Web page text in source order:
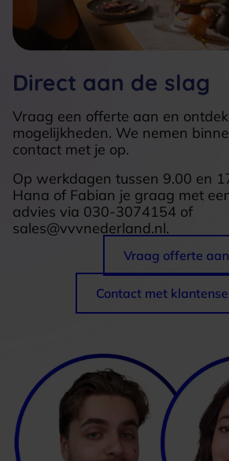
Direct aan de slag
Vraag een offerte aan en
mogelijkheden. We nemen
contact met je op.
Op werkdagen tussen 9.00 en
Hana of Fabian je graag met
advies via 030-3074154 of
sales@vvvnederland.nl.
Vraag offerte aan
Contact met